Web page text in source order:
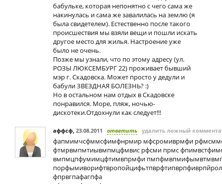
бабульке, которая непонятно с чего сама же
накинулась и сама же завалилась на землю (я
была свидетелем). Естественно после такого
происшествия мы взяли вещи и пошли искать
другое место для жилья. Настроение уже
было не очень.
Позже мы узнали, что по этому адресу (ул.
РОЗЫ ЛЮКСЕМБУРГ 22) проживает бывший
мэр г. Скадовска. Может просто у дедули и
бабули ЗВЕЗДНАЯ БОЛЕЗНЬ? :)
Но в остальном нам отдых в Скадовске
понравился. Море, пляж, ночью-
дискотеки.Отдохнули как следует!!!
аффсф, 23.08.2011 ответить удалить ложный
фапмимчсфммсфимфнрмир мфсромиврмфи
фтмрвмпмтиывмпмцфмвис рфсми прмс
вмпмцпфумимцфтимвпрмфи
фпрвгпафагпфа